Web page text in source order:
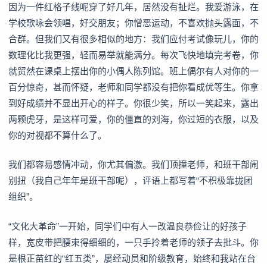
因为一件红格子线呢穿了好几年，居然没有扯烂。我爱游泳，在
学校歌咏会领唱，好交朋友；你憎恶运动，不喜欢抛头露面，不
合群。但我们又有很多相似的地方：我们应付考试像玩儿，你的
数理化比我更强，轻而易举就能满分。每次飞快地填完考卷，你
就贸然在课桌上摆出你的小偶人陈列馆。班上偶尔有人对你的一
百分惊奇，甚而怀疑，老师和同学都没有把你看成优等生。你拿
到好成绩并不显出开心的样子。你很少笑，所以一笑起来，露出
两颗虎牙，是这样可爱，你的僵直的刘海，你过短的衣服，以及
你的对视都不算什么了。
我们都容易感情冲动，你尤其偏激。我们顶撞老师，和班干部闹
别扭（我自己年年是班干部呢），评语上都写着“不积极靠拢团
组织”。
“文化大革命”一开始，同学们中有人一改温良恭俭让的好孩子
样，宽皮带把腰束得细细的，一只手拎着老师的领子去批斗。你
是根正苗红的“红五类”，屡经动员和阶级教育，始终和我站在台